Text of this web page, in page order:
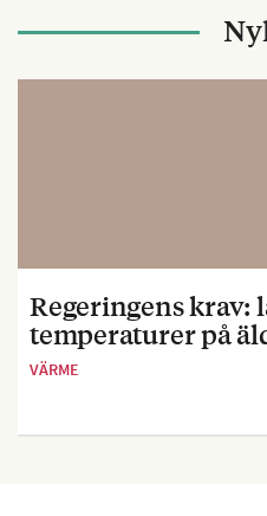
Regeringens krav:
temperaturer på
VÄRME